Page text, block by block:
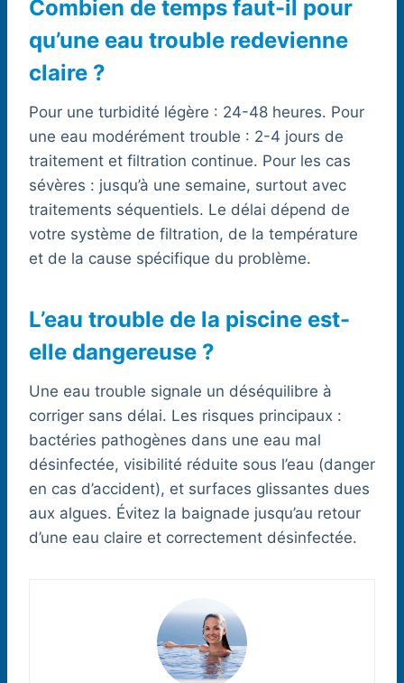
Combien de temps faut-il pour
qu’une eau trouble redevienne
claire ?
Pour une turbidité légère : 24-48 heures. Pour
une eau modérément trouble : 2-4 jours de
traitement et filtration continue. Pour les cas
sévères : jusqu’à une semaine, surtout avec
traitements séquentiels. Le délai dépend de
votre système de filtration, de la température
et de la cause spécifique du problème.
L’eau trouble de la piscine est-
elle dangereuse ?
Une eau trouble signale un déséquilibre à
corriger sans délai. Les risques principaux :
bactéries pathogènes dans une eau mal
désinfectée, visibilité réduite sous l’eau (danger
en cas d’accident), et surfaces glissantes dues
aux algues. Évitez la baignade jusqu’au retour
d’une eau claire et correctement désinfectée.